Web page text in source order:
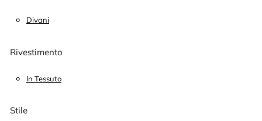
Divani
Rivestimento
In Tessuto
Stile